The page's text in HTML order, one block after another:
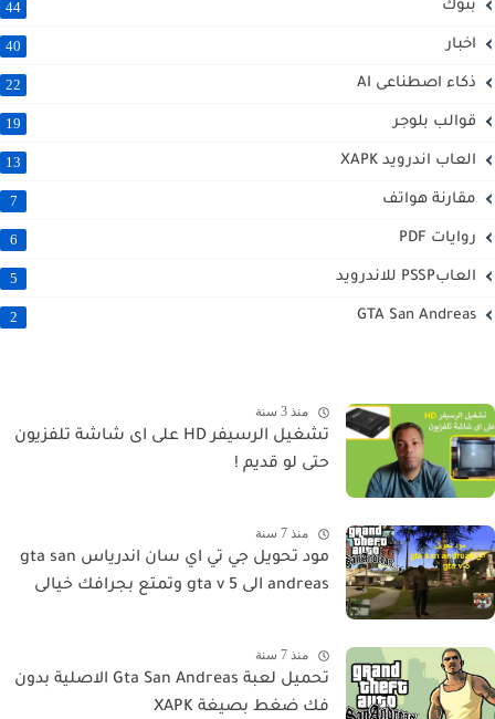
بنوك 44
اخبار 40
ذكاء اصطناعى AI 22
قوالب بلوجر 19
العاب اندرويد XAPK 13
مقارنة هواتف 7
روايات PDF 6
العابPSSP للاندرويد 5
GTA San Andreas
2
منذ 3 سنة
تشغيل الرسيفر HD على اى شاشة تلفزيون
حتى لو قديم !
منذ 7 سنة
مود تحويل جي تي اي سان اندرياس gta san
andreas الى gta v 5 وتمتع بجرافك خيالى
منذ 7 سنة
تحميل لعبة Gta San Andreas الاصلية بدون
فك ضغط بصيغة XAPK